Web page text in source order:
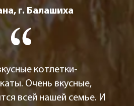
г. Балашиха
котлетки-
Очень вкусные,
всей нашей семье. И